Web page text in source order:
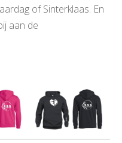
of Sinterklaas. En
aan de